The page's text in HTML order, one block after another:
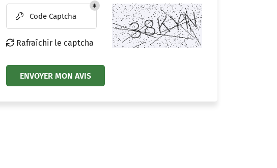
 Code Captcha
 Rafraîchir le captcha
ENVOYER MON AVIS